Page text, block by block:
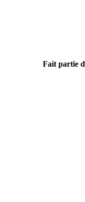
Fait partie